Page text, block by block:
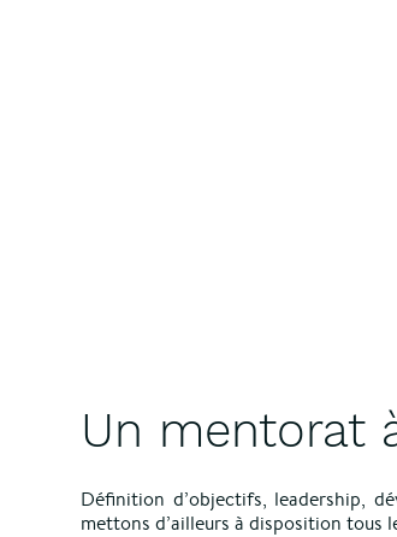
Un mentorat
Définition d’objectifs, leadership,
mettons d’ailleurs à disposition tous